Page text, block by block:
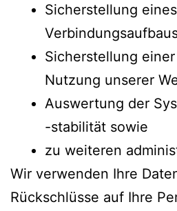
Sicherstellung
Sicherstellung
Nutzung unserer
Auswertung der
-stabilität sowie
zu weiteren
Wir verwenden Ihre
Rückschlüsse auf Ihre